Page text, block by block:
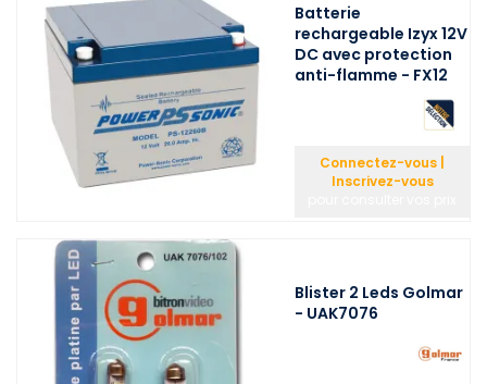
Batterie
rechargeable Izyx 12V
DC avec protection
anti-flamme - FX12
Connectez-vous |
Inscrivez-vous
Blister 2 Leds Golmar
- UAK7076